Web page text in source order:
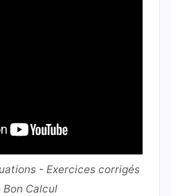
- Exercices corrigés
Calcul